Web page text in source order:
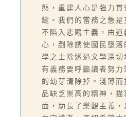
態，重建人心是強力貫
鍵。我們的當務之急是
不陷入悲觀主義，由道
心，剷除誘使國民墮
學之士除透過文學深切
有義務要呼籲讀者努力
的幼芽清除掉。淺薄
品缺乏崇高的精神，描
面，助長了樂觀主義，